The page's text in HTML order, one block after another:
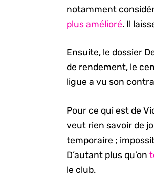
notamment
plus amélioré. Il
Ensuite, le dossier
de rendement, le
ligue a vu son
Pour ce qui est de
veut rien savoir de
temporaire ;
D’autant plus qu’on
le club.